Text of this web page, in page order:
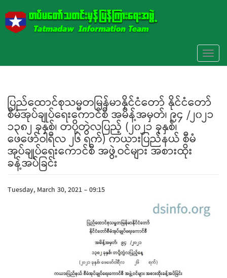
ပြည်ထောင်စုသမ္မတမြန်မာနိုင်ငံတော် နိုင်ငံတော်
စီမံအုပ်ချုပ်ရေးကောင်စီ အမိန့်အမှတ်၊ ၉၄ /၂၀၂၁
၁၃၈၂ ခုနှစ်၊ တပို့တွဲလပြည့် (၂၀၂၁ ခုနှစ်၊
ဖေဖော်ဝါရီလ ၂၆ ရက်) ကယားပြည်နယ် စီမံ
အုပ်ချုပ်ရေးကောင်စီ အဖွဲ့ဝင်များ အစားထိုး
ခန့်အပ်ခြင်း
Tuesday, March 30, 2021 - 09:15